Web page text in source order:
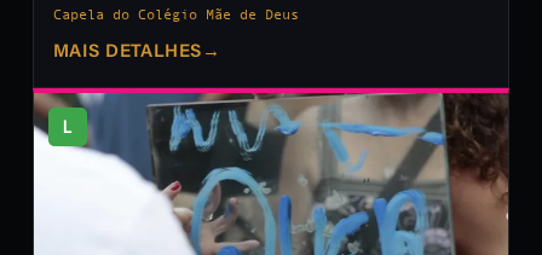
Capela do Colégio Mãe de Deus
MAIS DETALHES →
L